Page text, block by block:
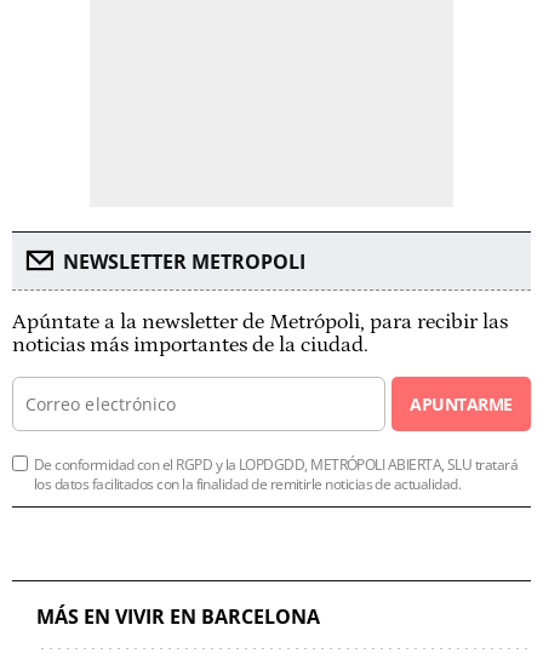
NEWSLETTER METROPOLI
Apúntate a la newsletter de Metrópoli, para recibir las
noticias más importantes de la ciudad.
APUNTARME
De conformidad con el RGPD y la LOPDGDD, METRÓPOLI ABIERTA, SLU tratará
los datos facilitados con la finalidad de remitirle noticias de actualidad.
MÁS EN VIVIR EN BARCELONA